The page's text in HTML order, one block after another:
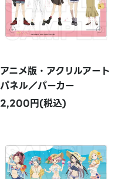
アニメ版・アクリルアート
パネル／パーカー
2,200円(税込)